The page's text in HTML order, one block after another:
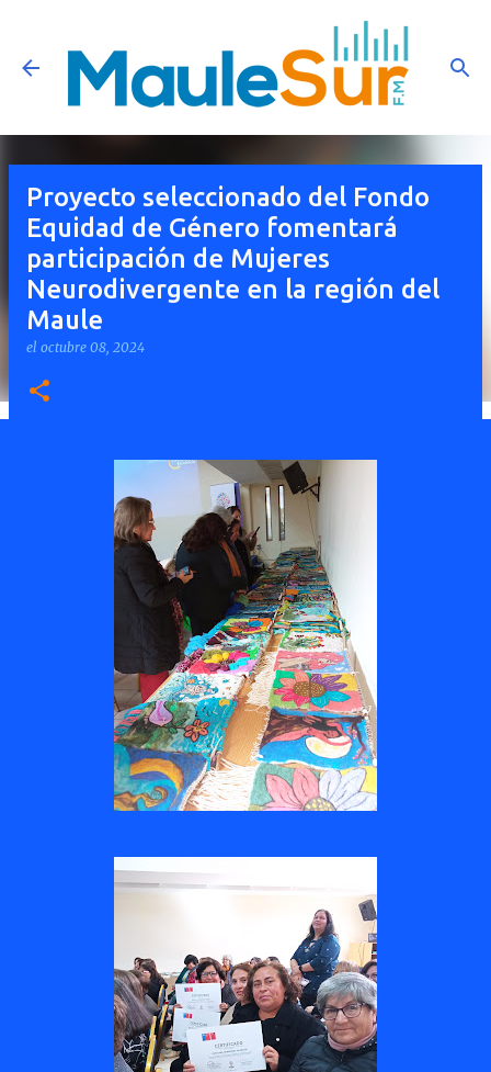
Ir al contenido principal
Proyecto seleccionado del Fondo
Equidad de Género fomentará
participación de Mujeres
Neurodivergente en la región del
Maule
el octubre 08, 2024